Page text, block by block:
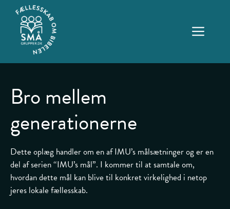
indhold
Bro mellem
generationerne
Dette oplæg handler om en af IMU’s målsætninger og er en
del af serien “IMU’s mål”. I kommer til at samtale om,
hvordan dette mål kan blive til konkret virkelighed i netop
jeres lokale fællesskab.